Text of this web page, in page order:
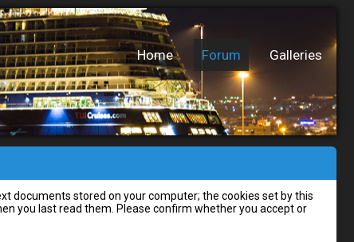
Home Forum Galleries
documents stored on your computer; the cookies set by this
you last read them. Please confirm whether you accept or